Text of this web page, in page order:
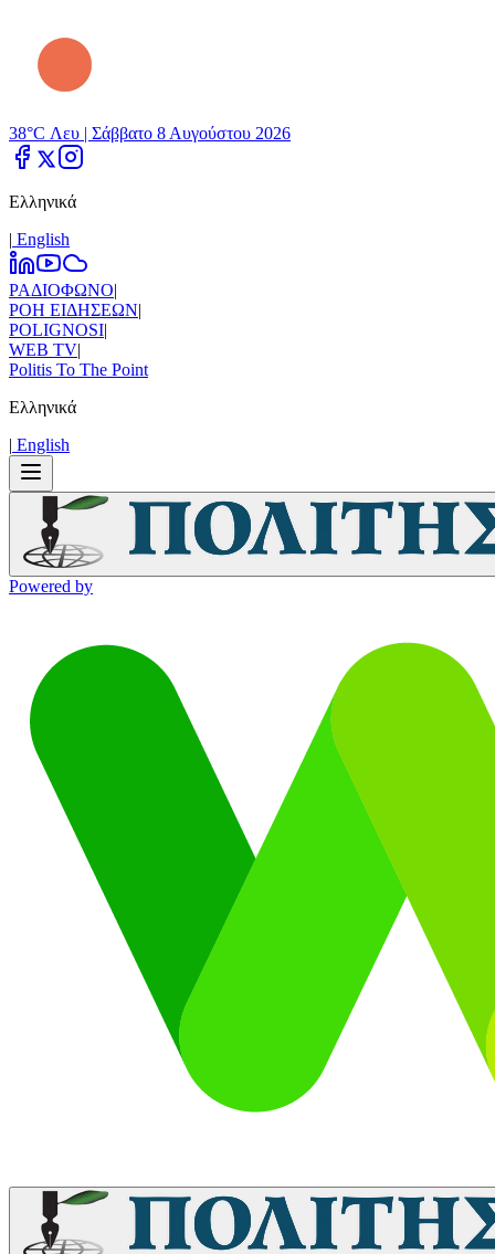
38°C Λευ | Σάββατο 8 Αυγούστου 2026
Ελληνικά
| Εnglish
ΡΑΔΙΟΦΩΝΟ|
ΡΟΗ ΕΙΔΗΣΕΩΝ|
POLIGNOSI|
WEB TV|
Politis To The Point
Ελληνικά
| Εnglish
Powered by